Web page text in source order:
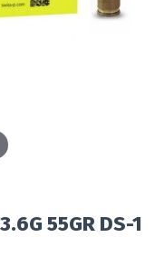
55GR DS-1